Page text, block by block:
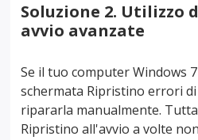
Soluzione 2. Utilizzo
avvio avanzate
Se il tuo computer Windows
schermata Ripristino errori
ripararla manualmente.
Ripristino all'avvio a volte